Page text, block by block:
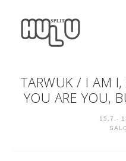
TARWUK/ I AM
YOU ARE YOU,
15.7.-